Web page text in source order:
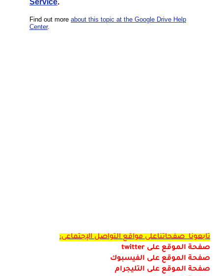
تابعونا صفحاتناعلى مواقع التواصل الإجتماعى:
صفحة الموقع على twitter
صفحة الموقع على الفيسبوك
صفحة الموقع على التليجرام